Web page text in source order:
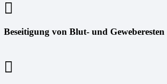
Beseitigung von Blut- und Geweberesten